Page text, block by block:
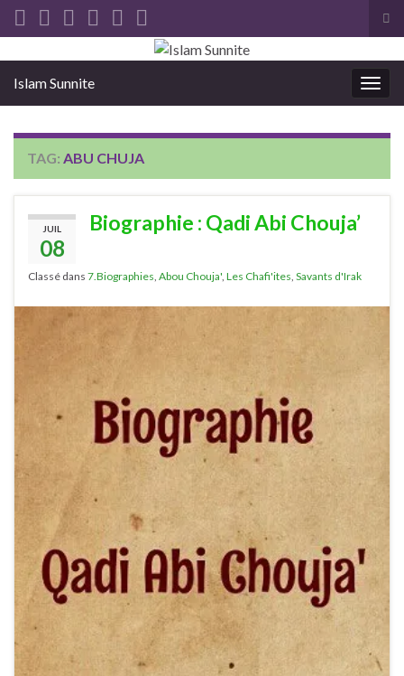
Search for:
Islam Sunnite
TAG: ABU CHUJA
JUIL
08
Biographie : Qadi Abi Chouja’
Classé dans 7.Biographies Abou Chouja' Les Chafi'ites Savants d'Irak